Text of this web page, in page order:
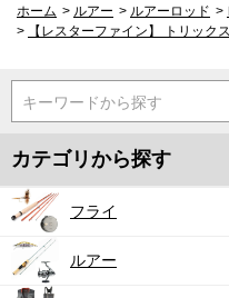
ホーム > ルアー > ルアーロッド >
>
【レスターファイン】 トリッ
キーワードから探す
カテゴリから探す
フライ
ルアー